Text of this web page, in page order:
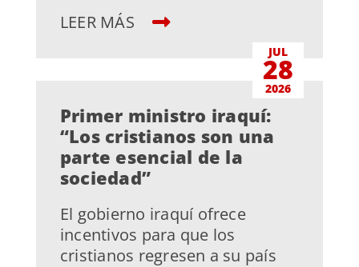
LEER MÁS
JUL
28
2026
Primer ministro iraquí:
“Los cristianos son una
parte esencial de la
sociedad”
El gobierno iraquí ofrece
incentivos para que los
cristianos regresen a su país